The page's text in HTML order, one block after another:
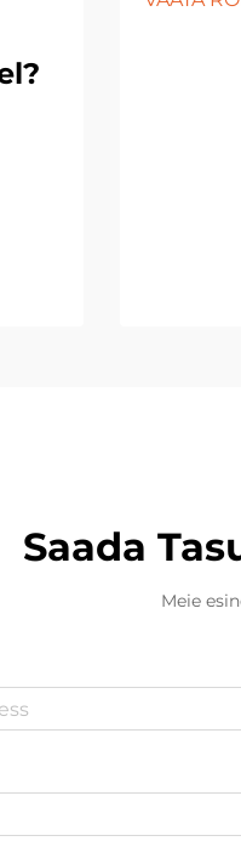
Saada
Meie